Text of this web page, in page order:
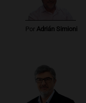
Por Adrián Simioni